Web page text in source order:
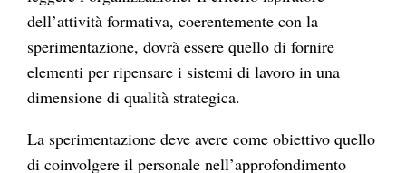
dell’attività formativa, coerentemente con la
sperimentazione, dovrà essere quello di fornire
elementi per ripensare i sistemi di lavoro in una
dimensione di qualità strategica.
La sperimentazione deve avere come obiettivo quello
di coinvolgere il personale nell’approfondimento